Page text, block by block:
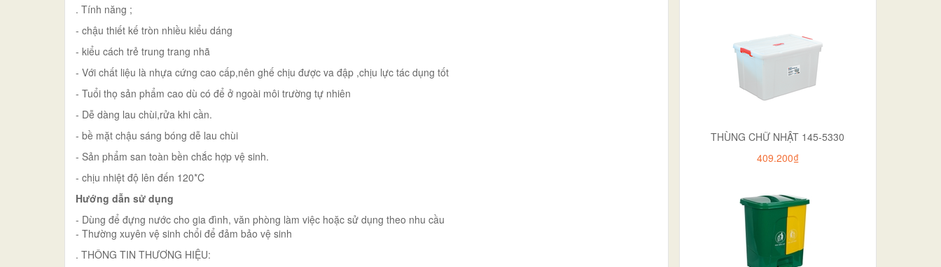
. Tính năng ;
- chậu thiết kế tròn nhiều kiểu dáng
- kiểu cách trẻ trung trang nhã
- Với chất liệu là nhựa cứng cao cấp,nên ghế chịu được va đập ,chịu lực tác dụng tốt
- Tuổi thọ sản phẩm cao dù có để ở ngoài môi trường tự nhiên
- Dễ dàng lau chùi,rửa khi cần.
- bề mặt chậu sáng bóng dễ lau chùi
- Sản phẩm san toàn bền chắc hợp vệ sinh.
- chịu nhiệt độ lên đến 120*C
Hướng dẫn sử dụng
- Dùng để đựng nước cho gia đình, văn phòng làm việc hoặc sử dụng theo nhu cầu
- Thường xuyên vệ sinh chổi để đảm bảo vệ sinh
. THÔNG TIN THƯƠNG HIỆU:
THÙNG CHỮ NHẬT 145-5330
409.200₫